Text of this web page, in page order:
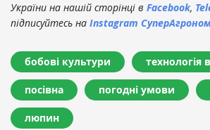
України на нашій сторінці в Facebook,
підписуйтесь на Instagram
бобові культури технологія
посівна погодні умови
люпин